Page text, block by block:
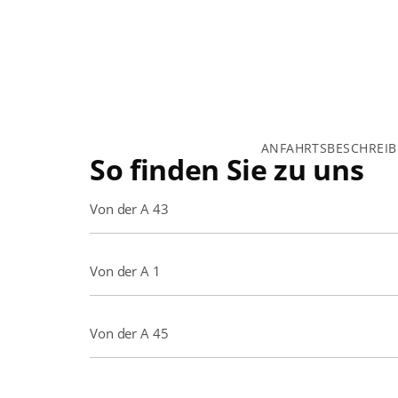
So finden Sie zu uns
Von der A 43
Von der A 1
Von der A 45